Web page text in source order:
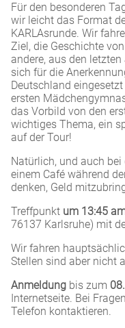
Für den besonderen
wir leicht das Format
KARLAsrunde. Wir
Ziel, die Geschichte
andere, aus den
sich für die
Deutschland
ersten
das Vorbild von den
wichtiges Thema, ein
auf der Tour!
Natürlich, und auch
einem Café während
denken, Geld
Treffpunkt um 13:45
76137 Karlsruhe) mit
Wir fahren
Stellen sind aber nicht
Anmeldung bis zum
Internetseite. Bei
Telefon kontaktieren.